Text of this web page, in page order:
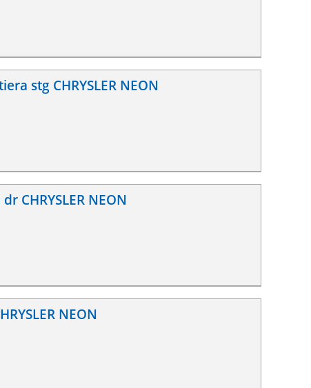
stg CHRYSLER NEON
CHRYSLER NEON
NEON